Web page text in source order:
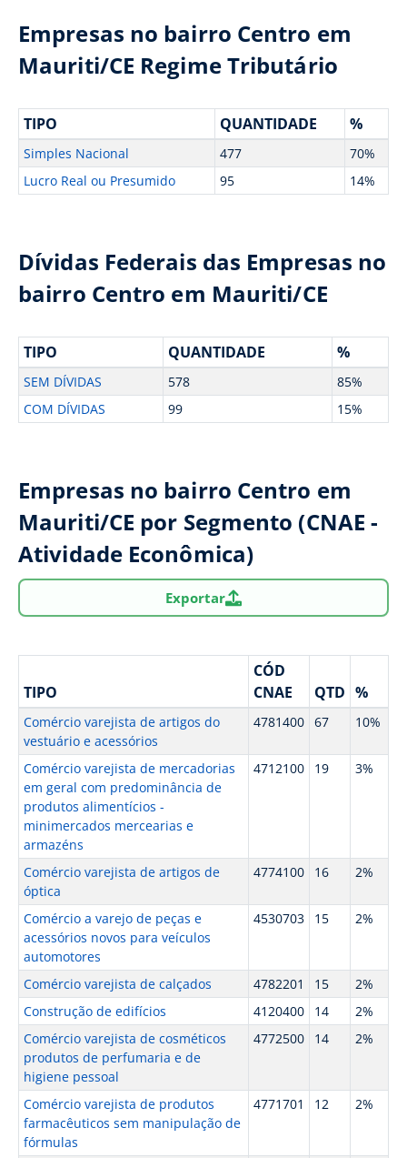
Empresas no bairro Centro em
Mauriti/CE Regime Tributário
TIPO QUANTIDADE %
Simples Nacional 477
70%
Lucro Real ou Presumido
95 14%
Dívidas Federais das Empresas no
bairro Centro em Mauriti/CE
TIPO QUANTIDADE %
SEM DÍVIDAS 578
85%
COM DÍVIDAS
99 15%
Empresas no bairro Centro em
Mauriti/CE por Segmento (CNAE -
Atividade Econômica)
Exportar
TIPO
CÓD
CNAE
QTD %
Comércio varejista de artigos do
vestuário e acessórios
4781400 67 10%
Comércio varejista de mercadorias
em geral com predominância de
produtos alimentícios -
minimercados mercearias e
armazéns
4712100 19 3%
Comércio varejista de artigos de
óptica
4774100 16 2%
Comércio a varejo de peças e
acessórios novos para veículos
automotores
4530703 15 2%
Comércio varejista de calçados 4782201 15
2%
Construção de edifícios
4120400 14
2%
Comércio varejista de cosméticos
produtos de perfumaria e de
higiene pessoal
4772500 14 2%
Comércio varejista de produtos
farmacêuticos sem manipulação de
fórmulas
4771701 12 2%